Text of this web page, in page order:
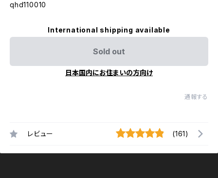
qhd110010
International shipping available
Sold out
日本国内にお住まいの方向け
通報する
レビュー (161)